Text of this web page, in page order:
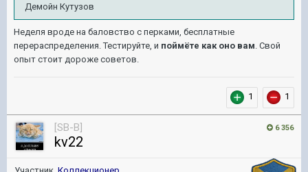
Демойн Кутузов
Неделя вроде на баловство с перками, бесплатные
перераспределения. Тестируйте, и поймёте как оно вам. Свой
опыт стоит дороже советов.
1 1
6 356
[SB-B]
kv22